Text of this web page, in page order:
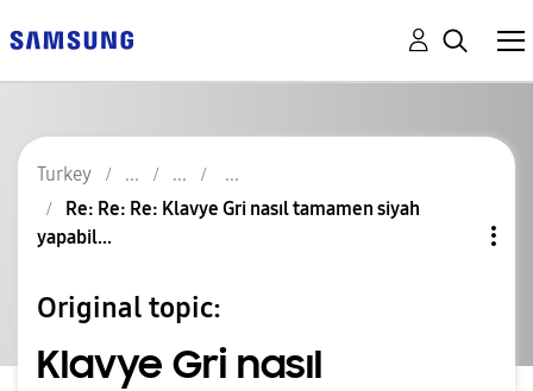
Turkey
Re: Re: Re: Klavye Gri nasıl tamamen siyah
yapabil...
Original topic:
Klavye Gri nasıl